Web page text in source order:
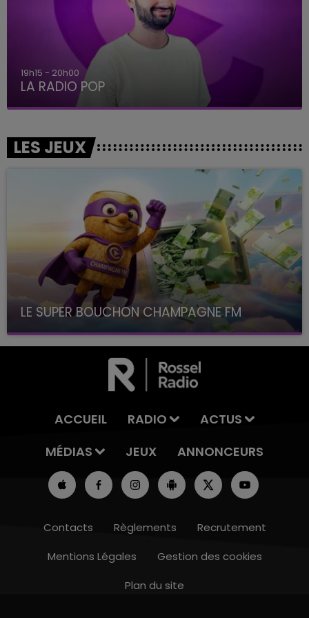
19h00 - 19h15
19h15 - 20h00
LA RADIO POP
LES JEUX
LE SUPER BOUCHON CHAMPAGNE FM
avec La Famille Champagne FM, à 8H10
ACCUEIL RADIO
ACTUS
MÉDIAS
JEUX ANNONCEURS
Contacts Règlements
Recrutement
Mentions Légales
Gestion des cookies
Plan du site